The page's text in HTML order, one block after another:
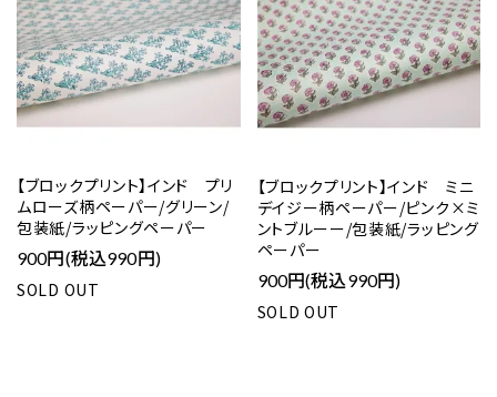
【ブロックプリント】インド プリ
ムローズ柄ペーパー/グリーン/
包装紙/ラッピングペーパー
900円(税込990円)
SOLD OUT
【ブロックプリント】インド ミニ
デイジー柄ペーパー/ピンク×ミ
ントブルーー/包装紙/ラッピング
ペーパー
900円(税込990円)
SOLD OUT